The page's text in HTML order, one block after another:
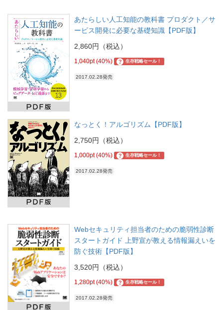
あたらしい人工知能の教科書 プロダクト／サ
ービス開発に必要な基礎知識【PDF版】
2,860円（税込）
1,040pt (40%) ? 生存戦略セール！
2017.02.28発売
なっとく！アルゴリズム【PDF版】
2,750円（税込）
1,000pt (40%) ? 生存戦略セール！
2017.02.28発売
Webセキュリティ担当者のための脆弱性診断
スタートガイド 上野宣が教える情報漏えいを
防ぐ技術【PDF版】
3,520円（税込）
1,280pt (40%) ? 生存戦略セール！
2017.02.28発売